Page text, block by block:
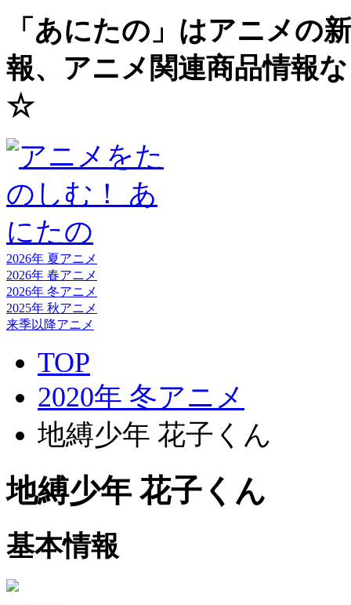
「あにたの」はアニメの
報、アニメ関連商品情報
☆
2026年 夏アニメ
2026年 春アニメ
2026年 冬アニメ
2025年 秋アニメ
来季以降アニメ
TOP
2020年 冬アニメ
地縛少年 花子くん
地縛少年 花子くん
基本情報